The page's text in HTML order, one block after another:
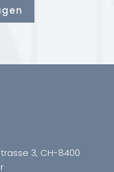
3, CH-8400